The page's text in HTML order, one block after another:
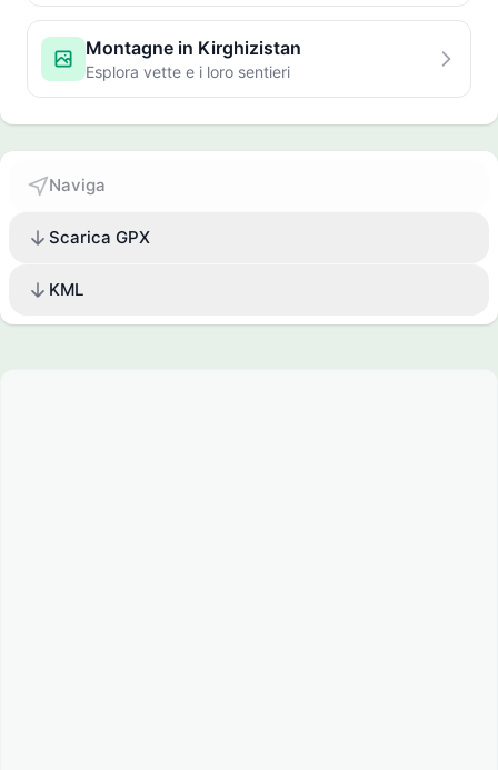
Montagne in Kirghizistan
Esplora vette e i loro sentieri
Naviga
Scarica GPX
KML